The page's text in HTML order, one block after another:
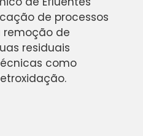
de processos
remoção de
residuais
como